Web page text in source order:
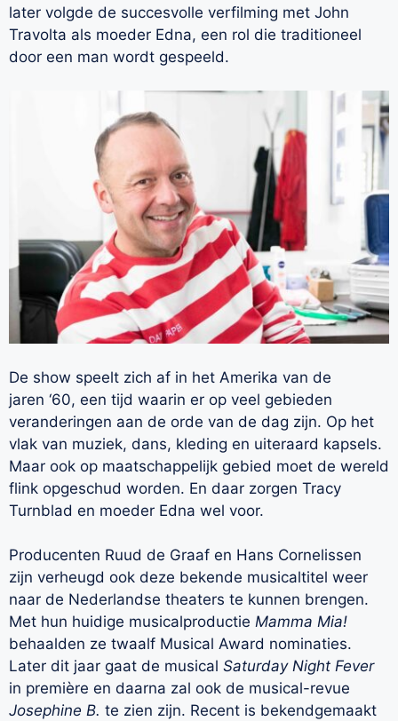
later volgde de succesvolle verfilming met John
Travolta als moeder Edna, een rol die traditioneel
door een man wordt gespeeld.
De show speelt zich af in het Amerika van de
jaren ‘60, een tijd waarin er op veel gebieden
veranderingen aan de orde van de dag zijn. Op het
vlak van muziek, dans, kleding en uiteraard kapsels.
Maar ook op maatschappelijk gebied moet de wereld
flink opgeschud worden. En daar zorgen Tracy
Turnblad en moeder Edna wel voor.
Producenten Ruud de Graaf en Hans Cornelissen
zijn verheugd ook deze bekende musicaltitel weer
naar de Nederlandse theaters te kunnen brengen.
Met hun huidige musicalproductie Mamma Mia!
behaalden ze twaalf Musical Award nominaties.
Later dit jaar gaat de musical Saturday Night Fever
in première en daarna zal ook de musical-revue
Josephine B. te zien zijn. Recent is bekendgemaakt